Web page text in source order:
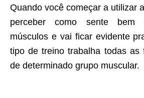
Quando você começar a utilizar
perceber como sente
músculos e vai ficar evidente
tipo de treino trabalha todas as
de determinado grupo muscular.